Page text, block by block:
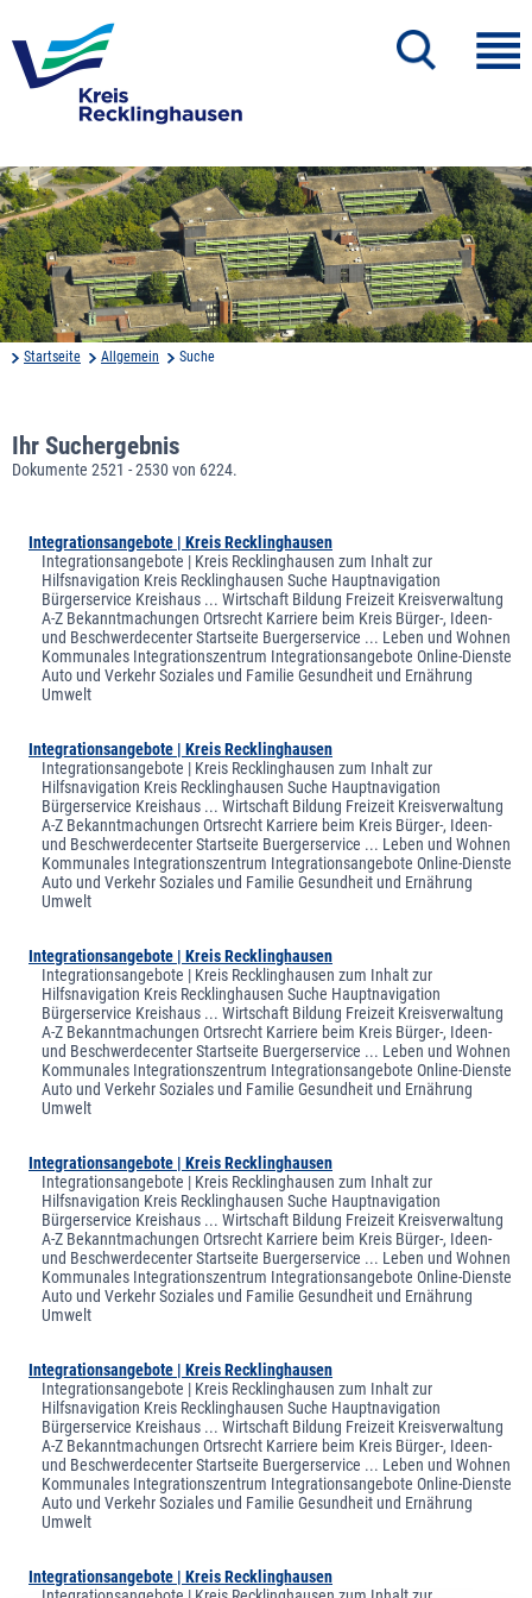
Startseite Allgemein Suche
Ihr Suchergebnis
Dokumente 2521 - 2530 von 6224.
Integrationsangebote | Kreis Recklinghausen
Integrationsangebote | Kreis Recklinghausen zum Inhalt zur
Hilfsnavigation Kreis Recklinghausen Suche Hauptnavigation
Bürgerservice Kreishaus ... Wirtschaft Bildung Freizeit Kreisverwaltung
A-Z Bekanntmachungen Ortsrecht Karriere beim Kreis Bürger-, Ideen-
und Beschwerdecenter Startseite Buergerservice ... Leben und Wohnen
Kommunales Integrationszentrum Integrationsangebote Online-Dienste
Auto und Verkehr Soziales und Familie Gesundheit und Ernährung
Umwelt
Integrationsangebote | Kreis Recklinghausen
Integrationsangebote | Kreis Recklinghausen zum Inhalt zur
Hilfsnavigation Kreis Recklinghausen Suche Hauptnavigation
Bürgerservice Kreishaus ... Wirtschaft Bildung Freizeit Kreisverwaltung
A-Z Bekanntmachungen Ortsrecht Karriere beim Kreis Bürger-, Ideen-
und Beschwerdecenter Startseite Buergerservice ... Leben und Wohnen
Kommunales Integrationszentrum Integrationsangebote Online-Dienste
Auto und Verkehr Soziales und Familie Gesundheit und Ernährung
Umwelt
Integrationsangebote | Kreis Recklinghausen
Integrationsangebote | Kreis Recklinghausen zum Inhalt zur
Hilfsnavigation Kreis Recklinghausen Suche Hauptnavigation
Bürgerservice Kreishaus ... Wirtschaft Bildung Freizeit Kreisverwaltung
A-Z Bekanntmachungen Ortsrecht Karriere beim Kreis Bürger-, Ideen-
und Beschwerdecenter Startseite Buergerservice ... Leben und Wohnen
Kommunales Integrationszentrum Integrationsangebote Online-Dienste
Auto und Verkehr Soziales und Familie Gesundheit und Ernährung
Umwelt
Integrationsangebote | Kreis Recklinghausen
Integrationsangebote | Kreis Recklinghausen zum Inhalt zur
Hilfsnavigation Kreis Recklinghausen Suche Hauptnavigation
Bürgerservice Kreishaus ... Wirtschaft Bildung Freizeit Kreisverwaltung
A-Z Bekanntmachungen Ortsrecht Karriere beim Kreis Bürger-, Ideen-
und Beschwerdecenter Startseite Buergerservice ... Leben und Wohnen
Kommunales Integrationszentrum Integrationsangebote Online-Dienste
Auto und Verkehr Soziales und Familie Gesundheit und Ernährung
Umwelt
Integrationsangebote | Kreis Recklinghausen
Integrationsangebote | Kreis Recklinghausen zum Inhalt zur
Hilfsnavigation Kreis Recklinghausen Suche Hauptnavigation
Bürgerservice Kreishaus ... Wirtschaft Bildung Freizeit Kreisverwaltung
A-Z Bekanntmachungen Ortsrecht Karriere beim Kreis Bürger-, Ideen-
und Beschwerdecenter Startseite Buergerservice ... Leben und Wohnen
Kommunales Integrationszentrum Integrationsangebote Online-Dienste
Auto und Verkehr Soziales und Familie Gesundheit und Ernährung
Umwelt
Integrationsangebote | Kreis Recklinghausen